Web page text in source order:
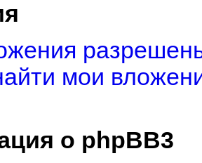
мои
о phpBB3